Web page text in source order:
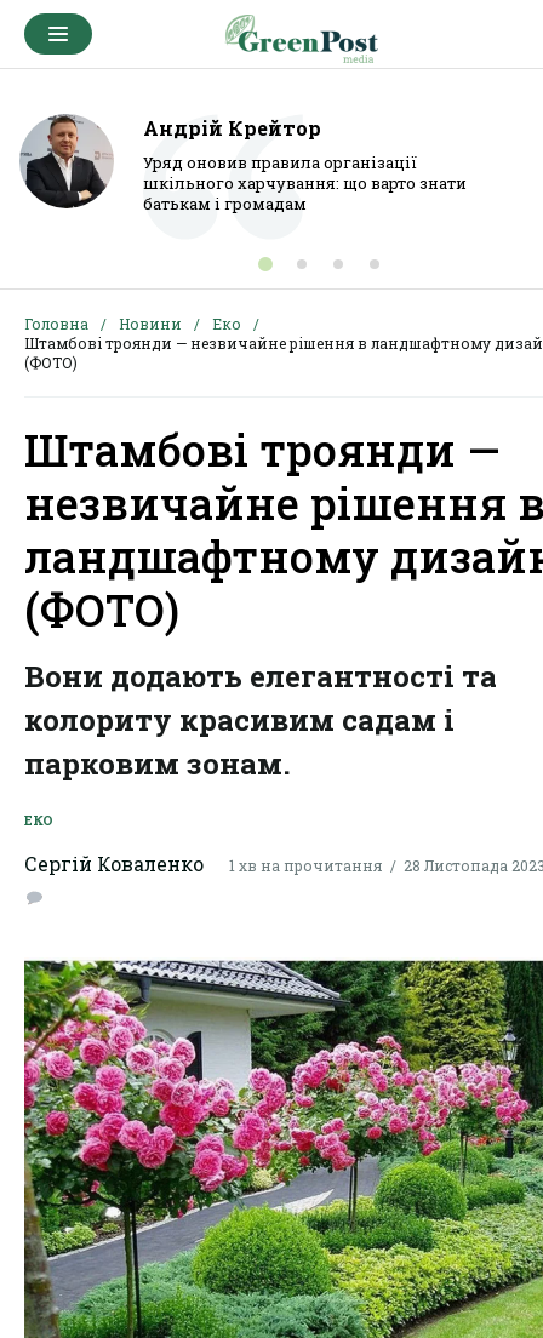
Андрій Крейтор
Уряд оновив правила організації
шкільного харчування: що варто знати
батькам і громадам
Головна Новини
Еко
Штамбові троянди — незвичайне рішення в ландшафтному
(ФОТО)
Штамбові троянди —
незвичайне рішення
ландшафтному
(ФОТО)
Вони додають елегантності та
колориту красивим садам і
парковим зонам.
ЕКО
Сергій Коваленко 1 хв на прочитання 28 Листопада